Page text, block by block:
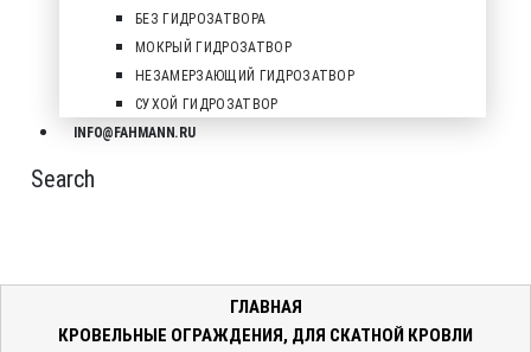
БЕЗ ГИДРОЗАТВОРА
МОКРЫЙ ГИДРОЗАТВОР
НЕЗАМЕРЗАЮЩИЙ ГИДРОЗАТВОР
СУХОЙ ГИДРОЗАТВОР
INFO@FAHMANN.RU
Search
ГЛАВНАЯ
КРОВЕЛЬНЫЕ ОГРАЖДЕНИЯ, ДЛЯ СКАТНОЙ КРОВЛИ